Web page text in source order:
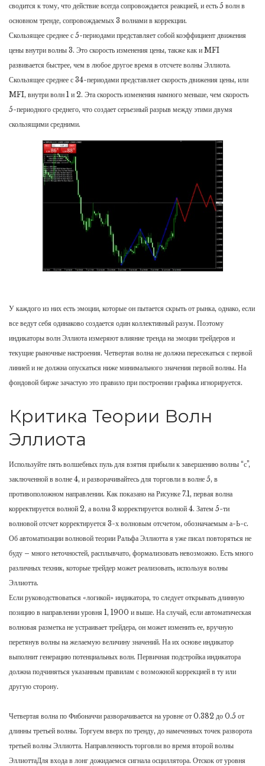
сводится к тому, что действие всегда сопровождается реакцией, и есть 5 волн в
основном тренде, сопровождаемых 3 волнами в коррекции.
Скользящее среднее с 5-периодами представляет собой коэффициент движения
цены внутри волны 3. Это скорость изменения цены, также как и MFI
развивается быстрее, чем в любое другое время в отсчете волны Эллиота.
Скользящее среднее с 34-периодами представляет скорость движения цены, или
MFI, внутри волн 1 и 2. Эта скорость изменения намного меньше, чем скорость
5-периодного среднего, что создает серьезный разрыв между этими двумя
скользящими средними.
У каждого из них есть эмоции, которые он пытается скрыть от рынка, однако, если
все ведут себя одинаково создается один коллективный разум. Поэтому
индикаторы волн Эллиота измеряют влияние тренда на эмоции трейдеров и
текущие рыночные настроения. Четвертая волна не должна пересекаться с первой
линией и не должна опускаться ниже минимального значения первой волны. На
фондовой бирже зачастую это правило при построении графика игнорируется.
Критика Теории Волн
Эллиота
Используйте пять волшебных пуль для взятия прибыли к завершению волны “с”,
заключенной в волне 4, и разворачивайтесь для торговли в волне 5, в
противоположном направлении. Как показано на Рисунке 7.1, первая волна
корректируется волной 2, а волна 3 корректируется волной 4. Затем 5-ти
волновой отсчет корректируется 3-х волновым отсчетом, обозначаемым а-Ь-с.
Об автоматизации волновой теории Ральфа Эллиотта я уже писал повторяться не
буду – много неточностей, расплывчато, формализовать невозможно. Есть много
различных техник, которые трейдер может реализовать, используя волны
Эллиотта.
Если руководствоваться «логикой» индикатора, то следует открывать длинную
позицию в направлении уровня 1, 1900 и выше. На случай, если автоматическая
волновая разметка не устраивает трейдера, он может изменить ее, вручную
перетянув волны на желаемую величину значений. На их основе индикатор
выполнит генерацию потенциальных волн. Первичная подстройка индикатора
должна подчиняться указанным правилам с возможной коррекцией в ту или
другую сторону.
Четвертая волна по Фибоначчи разворачивается на уровне от 0.382 до 0.5 от
длинны третьей волны. Торгуем вверх по тренду, до намеченных точек разворота
третьей волны Эллиотта. Направленность торговли во время второй волны
ЭллиоттаДля входа в лонг дожидаемся сигнала осциллятора. Отскок от уровня